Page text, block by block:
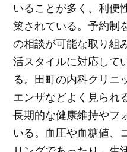
いることが多く、利便
築されている。予約制
の相談が可能な取り組
活スタイルに対応して
る。田町の内科クリニ
エンザなどよく見られ
長期的な健康維持やフ
いる。血圧や血糖値、